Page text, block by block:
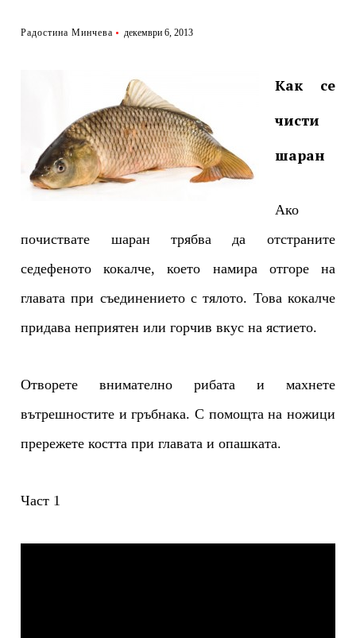
Радостина Минчева декември 6, 2013
Как се
чисти
шаран
Ако
почиствате шаран трябва да отстраните
седефеното кокалче, което намира отгоре на
главата при съединението с тялото. Това кокалче
придава неприятен или горчив вкус на ястието.
Отворете внимателно рибата и махнете
вътрешностите и гръбнака. С помощта на ножици
прережете костта при главата и опашката.
Част 1